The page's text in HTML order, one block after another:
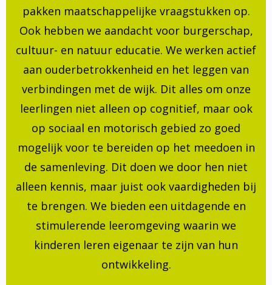
pakken maatschappelijke vraagstukken op.
Ook hebben we aandacht voor burgerschap,
cultuur- en natuur educatie. We werken actief
aan ouderbetrokkenheid en het leggen van
verbindingen met de wijk. Dit alles om onze
leerlingen niet alleen op cognitief, maar ook
op sociaal en motorisch gebied zo goed
mogelijk voor te bereiden op het meedoen in
de samenleving. Dit doen we door hen niet
alleen kennis, maar juist ook vaardigheden bij
te brengen. We bieden een uitdagende en
stimulerende leeromgeving waarin we
kinderen leren eigenaar te zijn van hun
ontwikkeling.